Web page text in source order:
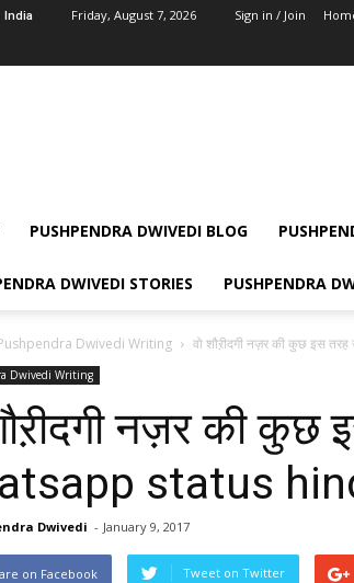
India Friday, August 7, 2026 Sign in / Join
PUSHPENDRA DWIVEDI BLOG
DWIVEDI STORIES PUSHPENDRA
Dwivedi Writing वो शौऱीदगी नज़र की कुछ इस
Dwivedi Writing
नज़र की
status
Dwivedi - January 9, 2017
on Facebook Tweet on Twitter